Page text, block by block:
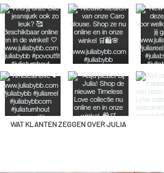
WAT KLANTEN ZEGGEN OVER JULIA